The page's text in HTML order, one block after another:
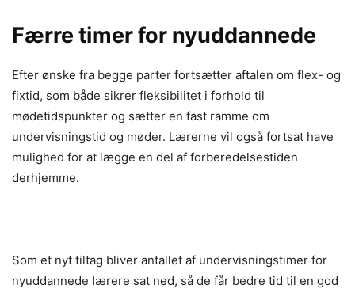
Færre timer for nyuddannede
Efter ønske fra begge parter fortsætter aftalen om flex- og
fixtid, som både sikrer fleksibilitet i forhold til
mødetidspunkter og sætter en fast ramme om
undervisningstid og møder. Lærerne vil også fortsat have
mulighed for at lægge en del af forberedelsestiden
derhjemme.
Som et nyt tiltag bliver antallet af undervisningstimer for
nyuddannede lærere sat ned, så de får bedre tid til en god